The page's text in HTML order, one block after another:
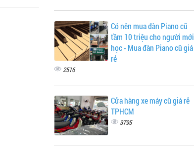
Có nên mua đàn Piano cũ
tầm 10 triệu cho người mới
học - Mua đàn Piano cũ giá
rẻ
2516
Cửa hàng xe máy cũ giá rẻ
TPHCM
3795